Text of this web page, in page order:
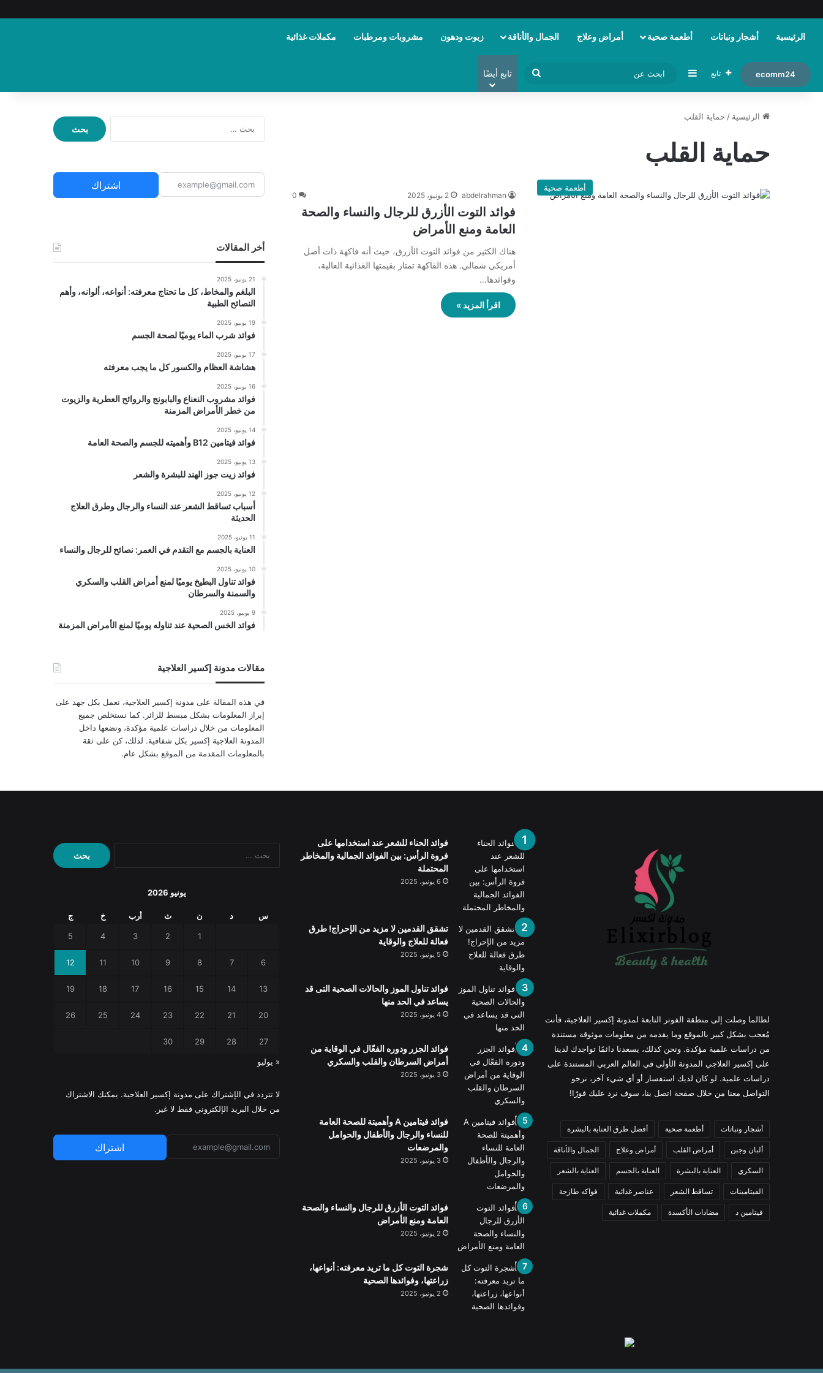
الرئيسية أشجار ونباتات أطعمة صحية أمراض وعلاج الجمال والأناقة زيوت ودهون مشروبات ومرطبات مكملات غذائية
ecomm24 تابع إضافة عمود جانبي
عن
تابع أيضًا
الرئيسية / حماية القلب
حماية القلب
أطعمة صحية
abdelrahman 2 يونيو، 2025 0
فوائد التوت الأزرق للرجال والنساء والصحة
العامة ومنع الأمراض
هناك الكثير من فوائد التوت الأزرق، حيث أنه فاكهة ذات أصل
أمريكي شمالي. هذه الفاكهة تمتاز بقيمتها الغذائية العالية،
وفوائدها…
اقرأ المزيد »
ث
ع
ن
اشتراك
أخر المقالات
21 يونيو، 2025
البلغم والمخاط، كل ما تحتاج معرفته: أنواعه، ألوانه، وأهم
النصائح الطبية
19 يونيو، 2025
فوائد شرب الماء يوميًا لصحة الجسم
17 يونيو، 2025
هشاشة العظام والكسور كل ما يجب معرفته
16 يونيو، 2025
فوائد مشروب النعناع والبابونج والروائح العطرية والزيوت
من خطر الأمراض المزمنة
14 يونيو، 2025
فوائد فيتامين B12 وأهميته للجسم والصحة العامة
13 يونيو، 2025
فوائد زيت جوز الهند للبشرة والشعر
12 يونيو، 2025
أسباب تساقط الشعر عند النساء والرجال وطرق العلاج
الحديثة
11 يونيو، 2025
العناية بالجسم مع التقدم في العمر: نصائح للرجال والنساء
10 يونيو، 2025
فوائد تناول البطيخ يوميًا لمنع أمراض القلب والسكري
والسمنة والسرطان
9 يونيو، 2025
فوائد الخس الصحية عند تناوله يوميًا لمنع الأمراض المزمنة
مقالات مدونة إكسير العلاجية
في هذه المقالة على مدونة إكسير العلاجية، نعمل بكل جهد على
إبراز المعلومات بشكل مبسط للزائر. كما نستخلص جميع
المعلومات من خلال دراسات علمية مؤكدة، ونضعها داخل
المدونة العلاجية إكسير بكل شفافية. لذلك، كن على ثقة
بالمعلومات المقدمة من الموقع بشكل عام.
لطالما وصلت إلى منطقة الفوتر التابعة لمدونة إكسير العلاجية، فأنت
مُعجب بشكل كبير بالموقع وما يقدمه من معلومات موثوقة مستندة
من دراسات علمية مؤكدة. ونحن كذلك، يسعدنا دائمًا تواجدك لدينا
على إكسير العلاجي المدونة الأولى في العالم العربي المستندة على
دراسات علمية. لو كان لديك استفسار أو أي شيء آخر، نرجو
التواصل معنا من خلال صفحة اتصل بنا، سوف نرد عليك فورًا!
أشجار ونباتات أطعمة صحية أفضل طرق العناية بالبشرة
ألبان وجبن أمراض القلب أمراض وعلاج الجمال والأناقة
السكري العناية بالبشرة العناية بالجسم العناية بالشعر
الفيتامينات تساقط الشعر عناصر غذائية فواكه طازجة
فيتامين د مضادات الأكسدة مكملات غذائية
فوائد الحناء للشعر عند استخدامها على
فروة الرأس: بين الفوائد الجمالية والمخاطر
المحتملة
6 يونيو، 2025
تشقق القدمين لا مزيد من الإحراج! طرق
فعالة للعلاج والوقاية
5 يونيو، 2025
فوائد تناول الموز والحالات الصحية التى قد
يساعد في الحد منها
4 يونيو، 2025
فوائد الجزر ودوره الفعّال في الوقاية من
أمراض السرطان والقلب والسكري
3 يونيو، 2025
فوائد فيتامين A وأهميتة للصحة العامة
للنساء والرجال والأطفال والحوامل
والمرضعات
3 يونيو، 2025
فوائد التوت الأزرق للرجال والنساء والصحة
العامة ومنع الأمراض
2 يونيو، 2025
شجرة التوت كل ما تريد معرفته: أنواعها،
زراعتها، وفوائدها الصحية
2 يونيو، 2025
البحث
عن:
يونيو 2026
س د ن ث أرب خ ج
1
2
3
4
5
6
7
8
9
10
11
12
13
14
15
16
17
18
19
20
21
22
23
24
25
26
27
28
29
30
« يوليو
لا تتردد في الإشتراك على مدونة إكسير العلاجية. يمكنك الاشتراك
من خلال البريد الإلكتروني فقط لا غير.
اشتراك